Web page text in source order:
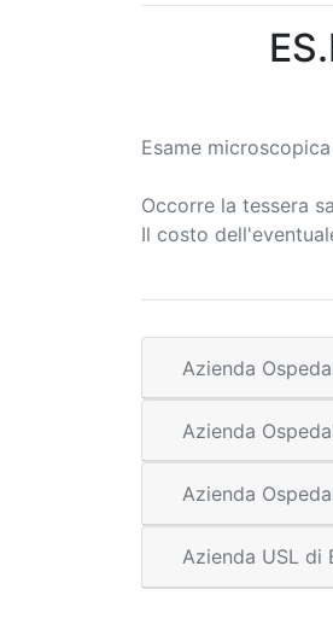
Esame
Occorre la tessera
Il costo
Azienda
Azienda
Azienda
Azienda USL di